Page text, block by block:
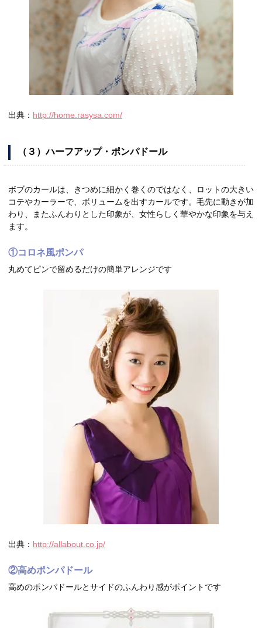
出典： http://home.rasysa.com/
（３）ハーフアップ・ポンパドール
ボブのカールは、きつめに細かく巻くのではなく、ロットの大きい
コテやカーラーで、ボリュームを出すカールです。毛先に動きが加
わり、またふんわりとした印象が、女性らしく華やかな印象を与え
ます。
①コロネ風ポンパ
丸めてピンで留めるだけの簡単アレンジです
出典： http://allabout.co.jp/
②高めポンパドール
高めのポンパドールとサイドのふんわり感がポイントです